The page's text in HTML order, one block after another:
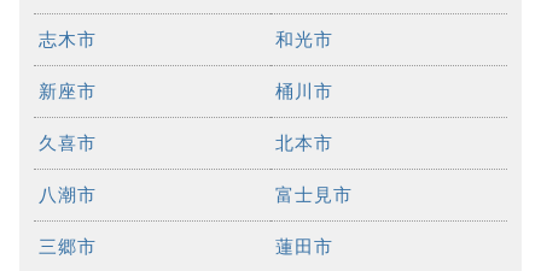
志木市 和光市
新座市 桶川市
久喜市 北本市
八潮市 富士見市
三郷市 蓮田市